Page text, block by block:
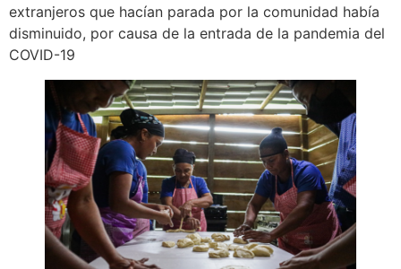
extranjeros que hacían parada por la comunidad había
disminuido, por causa de la entrada de la pandemia del
COVID-19